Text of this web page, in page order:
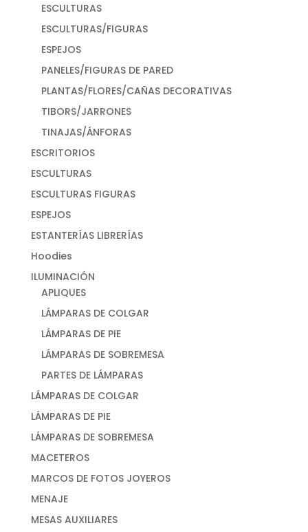
ESCULTURAS
ESCULTURAS/FIGURAS
ESPEJOS
PANELES/FIGURAS DE PARED
PLANTAS/FLORES/CAÑAS DECORATIVAS
TIBORS/JARRONES
TINAJAS/ÁNFORAS
ESCRITORIOS
ESCULTURAS
ESCULTURAS FIGURAS
ESPEJOS
ESTANTERÍAS LIBRERÍAS
Hoodies
ILUMINACIÓN
APLIQUES
LÁMPARAS DE COLGAR
LÁMPARAS DE PIE
LÁMPARAS DE SOBREMESA
PARTES DE LÁMPARAS
LÁMPARAS DE COLGAR
LÁMPARAS DE PIE
LÁMPARAS DE SOBREMESA
MACETEROS
MARCOS DE FOTOS JOYEROS
MENAJE
MESAS AUXILIARES